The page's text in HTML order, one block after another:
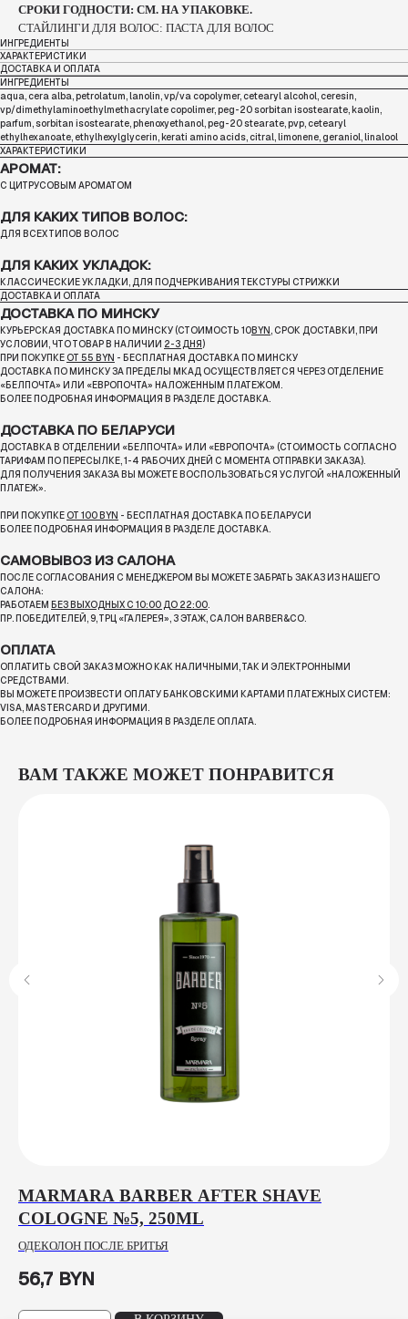
СРОКИ ГОДНОСТИ: СМ. НА УПАКОВКЕ.
СТАЙЛИНГИ ДЛЯ ВОЛОС: ПАСТА ДЛЯ ВОЛОС
ИНГРЕДИЕНТЫ
ХАРАКТЕРИСТИКИ
ДОСТАВКА И ОПЛАТА
ИНГРЕДИЕНТЫ
aqua, cera alba, petrolatum, lanolin, vp/va copolymer, cetearyl alcohol, ceresin,
vp/dimethylaminoethylmethacrylate copolimer, peg-20 sorbitan isostearate, kaolin,
parfum, sorbitan isostearate, phenoxyethanol, peg-20 stearate, pvp, cetearyl
ethylhexanoate, ethylhexylglycerin, kerati amino acids, citral, limonene, geraniol, linalool
ХАРАКТЕРИСТИКИ
АРОМАТ:
С ЦИТРУСОВЫМ АРОМАТОМ
ДЛЯ КАКИХ ТИПОВ ВОЛОС:
ДЛЯ ВСЕХ ТИПОВ ВОЛОС
ДЛЯ КАКИХ УКЛАДОК:
КЛАССИЧЕСКИЕ УКЛАДКИ, ДЛЯ ПОДЧЕРКИВАНИЯ ТЕКСТУРЫ СТРИЖКИ
ДОСТАВКА И ОПЛАТА
ДОСТАВКА ПО МИНСКУ
КУРЬЕРСКАЯ ДОСТАВКА ПО МИНСКУ (СТОИМОСТЬ 10BYN, СРОК ДОСТАВКИ, ПРИ
УСЛОВИИ, ЧТО ТОВАР В НАЛИЧИИ 2-3 ДНЯ )
ПРИ ПОКУПКЕ ОТ 55 BYN - БЕСПЛАТНАЯ ДОСТАВКА ПО МИНСКУ
ДОСТАВКА ПО МИНСКУ ЗА ПРЕДЕЛЫ МКАД ОСУЩЕСТВЛЯЕТСЯ ЧЕРЕЗ ОТДЕЛЕНИЕ
«БЕЛПОЧТА» ИЛИ «ЕВРОПОЧТА» НАЛОЖЕННЫМ ПЛАТЕЖОМ.
БОЛЕЕ ПОДРОБНАЯ ИНФОРМАЦИЯ В РАЗДЕЛЕ ДОСТАВКА.
ДОСТАВКА ПО БЕЛАРУСИ
ДОСТАВКА В ОТДЕЛЕНИИ «БЕЛПОЧТА» ИЛИ «ЕВРОПОЧТА» (СТОИМОСТЬ СОГЛАСНО
ТАРИФАМ ПО ПЕРЕСЫЛКЕ, 1-4 РАБОЧИХ ДНЕЙ С МОМЕНТА ОТПРАВКИ ЗАКАЗА).
ДЛЯ ПОЛУЧЕНИЯ ЗАКАЗА ВЫ МОЖЕТЕ ВОСПОЛЬЗОВАТЬСЯ УСЛУГОЙ «НАЛОЖЕННЫЙ
ПЛАТЕЖ».
ПРИ ПОКУПКЕ ОТ 100 BYN - БЕСПЛАТНАЯ ДОСТАВКА ПО БЕЛАРУСИ
БОЛЕЕ ПОДРОБНАЯ ИНФОРМАЦИЯ В РАЗДЕЛЕ ДОСТАВКА.
САМОВЫВОЗ ИЗ САЛОНА
ПОСЛЕ СОГЛАСОВАНИЯ С МЕНЕДЖЕРОМ ВЫ МОЖЕТЕ ЗАБРАТЬ ЗАКАЗ ИЗ НАШЕГО
САЛОНА:
РАБОТАЕМ БЕЗ ВЫХОДНЫХ С 10:00 ДО 22:00.
ПР. ПОБЕДИТЕЛЕЙ, 9, ТРЦ «ГАЛЕРЕЯ», 3 ЭТАЖ, САЛОН BARBER&CO.
ОПЛАТА
ОПЛАТИТЬ СВОЙ ЗАКАЗ МОЖНО КАК НАЛИЧНЫМИ, ТАК И ЭЛЕКТРОННЫМИ
СРЕДСТВАМИ.
ВЫ МОЖЕТЕ ПРОИЗВЕСТИ ОПЛАТУ БАНКОВСКИМИ КАРТАМИ ПЛАТЕЖНЫХ СИСТЕМ:
VISA, MASTERCARD И ДРУГИМИ.
БОЛЕЕ ПОДРОБНАЯ ИНФОРМАЦИЯ В РАЗДЕЛЕ ОПЛАТА.
ВАМ ТАКЖЕ МОЖЕТ ПОНРАВИТСЯ
MARMARA BARBER AFTER SHAVE
COLOGNE №5, 250ML
ОДЕКОЛОН ПОСЛЕ БРИТЬЯ
56,7 BYN